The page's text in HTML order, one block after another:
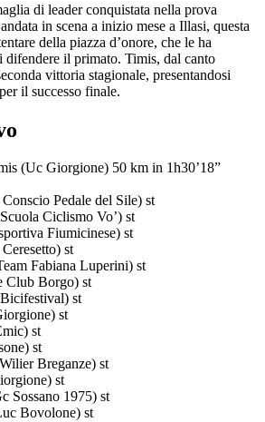
di leader conquistata nella prova
in scena a inizio mese a Illasi, questa
della piazza d’onore, che le ha
difendere il primato. Timis, dal canto
vittoria stagionale, presentandosi
il successo finale.
(Uc Giorgione) 50 km in 1h30’18”
Pedale del Sile) st
Ciclismo Vo’) st
Fiumicinese) st
st
Fabiana Luperini) st
Club Borgo) st
st
st
st
st
Breganze) st
st
Sossano 1975) st
Bovolone) st